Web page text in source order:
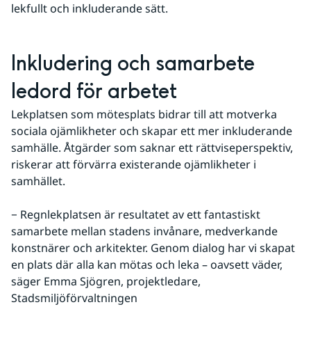
lekfullt och inkluderande sätt.
Inkludering och samarbete
ledord för arbetet
Lekplatsen som mötesplats bidrar till att motverka
sociala ojämlikheter och skapar ett mer inkluderande
samhälle. Åtgärder som saknar ett rättviseperspektiv,
riskerar att förvärra existerande ojämlikheter i
samhället.
− Regnlekplatsen är resultatet av ett fantastiskt
samarbete mellan stadens invånare, medverkande
konstnärer och arkitekter. Genom dialog har vi skapat
en plats där alla kan mötas och leka – oavsett väder,
säger Emma Sjögren, projektledare,
Stadsmiljöförvaltningen